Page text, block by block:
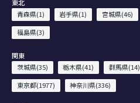
東北
青森県(1)
岩手県(1) 宮城県(46)
福島県(3)
関東
茨城県(35)
栃木県(41) 群馬県(14)
東京都(1977)
神奈川県(336)